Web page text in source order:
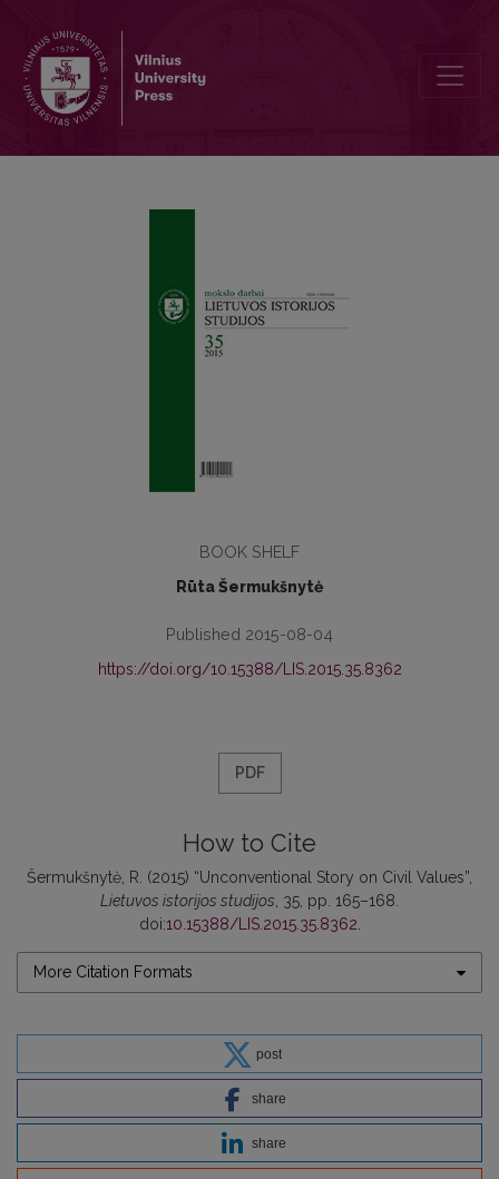
BOOK SHELF
Rūta Šermukšnytė
Published 2015-08-04
https://doi.org/10.15388/LIS.2015.35.8362
PDF
How to Cite
Šermukšnytė, R. (2015) “Unconventional Story on Civil Values”,
Lietuvos istorijos studijos , 35, pp. 165–168.
doi:10.15388/LIS.2015.35.8362
More Citation Formats
post
share
share